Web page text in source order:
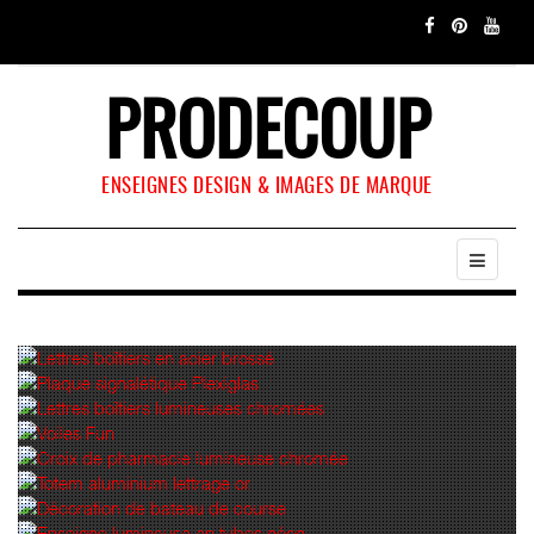
PRODECOUP
ENSEIGNES DESIGN & IMAGES DE MARQUE